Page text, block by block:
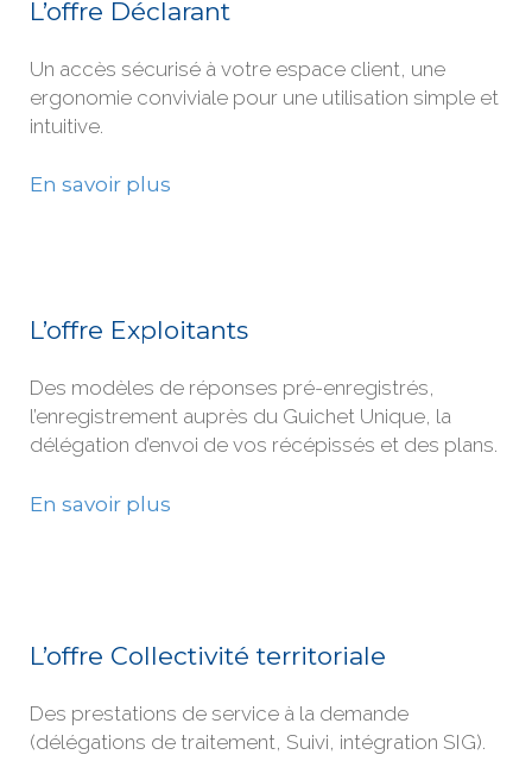
L’offre Déclarant
Un accès sécurisé à votre espace client, une
ergonomie conviviale pour une utilisation simple et
intuitive.
En savoir plus
L’offre Exploitants
Des modèles de réponses pré-enregistrés,
l’enregistrement auprès du Guichet Unique, la
délégation d’envoi de vos récépissés et des plans.
En savoir plus
L’offre Collectivité territoriale
Des prestations de service à la demande
(délégations de traitement, Suivi, intégration SIG).